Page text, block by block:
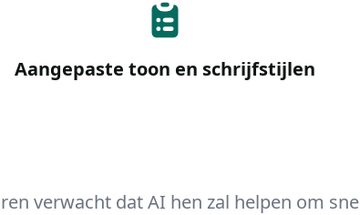
Aangepaste toon en schrijfstijlen
verwacht dat AI hen zal helpen om